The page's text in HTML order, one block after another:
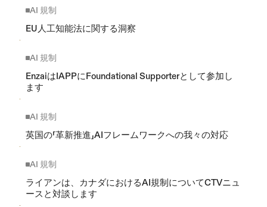
AI 規制
EU人工知能法に関する洞察
AI 規制
EnzaiはIAPPにFoundational Supporterとして参加し
ます
AI 規制
英国の「革新推進」AIフレームワークへの我々の対応
AI 規制
ライアンは、カナダにおけるAI規制についてCTVニュ
ースと対談します